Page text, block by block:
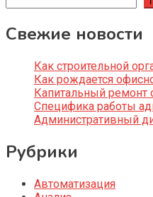
Свежие новости
Как строительной
Как рождается
Капитальный ремонт
Специфика работы
Административный
Рубрики
Автоматизация